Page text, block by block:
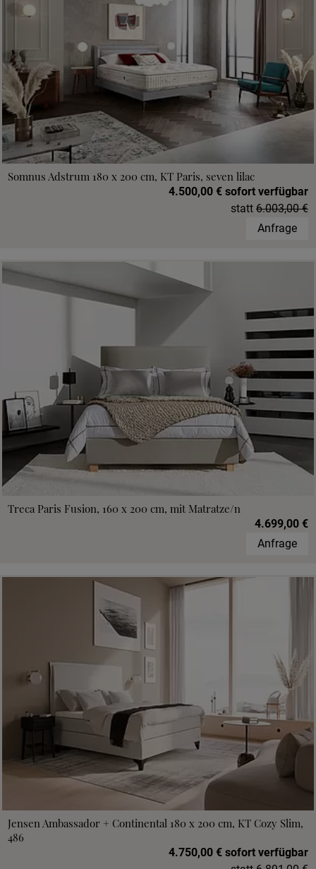
Somnus Adstrum 180 x 200 cm, KT Paris, seven lilac
4.500,00 € sofort verfügbar
statt 6.003,00 €
Anfrage
Treca Paris Fusion, 160 x 200 cm, mit Matratze/n
4.699,00 €
Anfrage
Jensen Ambassador + Continental 180 x 200 cm, KT Cozy Slim,
486
4.750,00 € sofort verfügbar